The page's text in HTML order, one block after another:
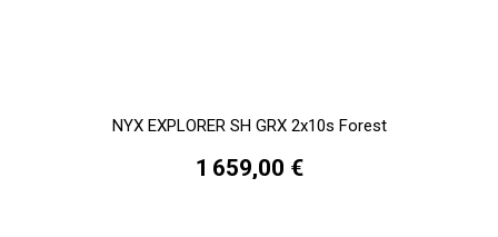
NYX EXPLORER SH GRX 2x10s Forest
1 659,00 €